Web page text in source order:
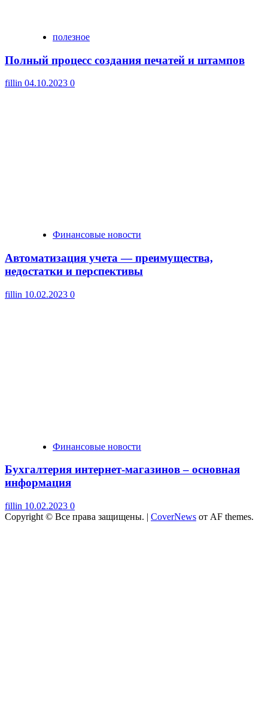
полезное
Полный процесс создания печатей и штампов
fillin 04.10.2023 0
Финансовые новости
Автоматизация учета — преимущества,
недостатки и перспективы
fillin 10.02.2023 0
Финансовые новости
Бухгалтерия интернет-магазинов – основная
информация
fillin 10.02.2023 0
Copyright © Все права защищены. | CoverNews от AF themes.